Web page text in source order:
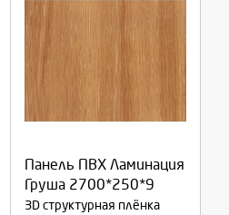
Панель ПВХ Ламинация
Груша 2700*250*9
3D структурная плёнка
Выберите количество:
Продолжить
Отмена